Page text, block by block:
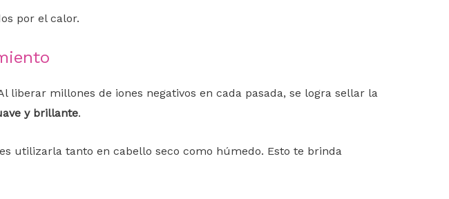
por el calor.
liberar millones de iones negativos en cada pasada, se logra sellar la
y brillante.
utilizarla tanto en cabello seco como húmedo. Esto te brinda